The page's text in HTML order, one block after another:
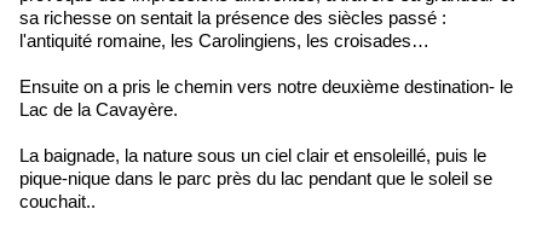
sa richesse on sentait la présence des siècles passé :
l'antiquité romaine, les Carolingiens, les croisades…
Ensuite on a pris le chemin vers notre deuxième destination- le
Lac de la Cavayère.
La baignade, la nature sous un ciel clair et ensoleillé, puis le
pique-nique dans le parc près du lac pendant que le soleil se
couchait..